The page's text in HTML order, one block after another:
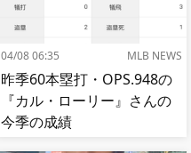
04/08 06:35 MLB NEWS
昨季60本塁打・OPS.948の
『カル・ローリー』さんの
今季の成績